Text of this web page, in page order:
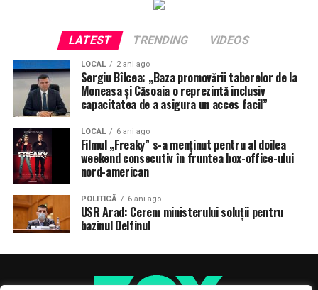
LATEST TRENDING VIDEOS
LOCAL 2 ani ago
Sergiu Bîlcea: „Baza promovării taberelor de la
Moneasa și Căsoaia o reprezintă inclusiv
capacitatea de a asigura un acces facil”
LOCAL 6 ani ago
Filmul „Freaky” s-a menţinut pentru al doilea
weekend consecutiv în fruntea box-office-ului
nord-american
POLITICĂ 6 ani ago
USR Arad: Cerem ministerului soluții pentru
bazinul Delfinul